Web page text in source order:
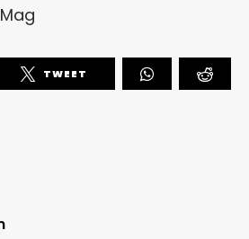
TWEET